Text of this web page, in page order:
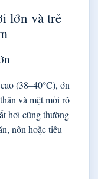
lớn và trẻ
(38–40°C), ớn
và mệt mỏi rõ
hơi cũng thường
nôn hoặc tiêu